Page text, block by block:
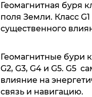
Геомагнитная буря
поля Земли. Класс
существенного
Геомагнитные бури
G2, G3, G4 и G5. G5
влияние на
связь и навигацию.